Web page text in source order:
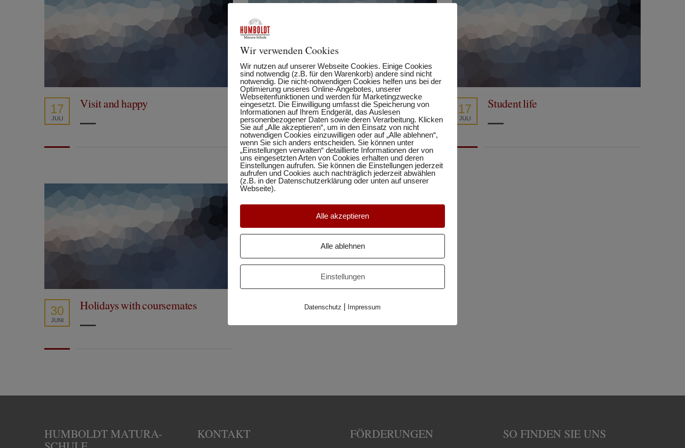
Visit and happy
17
JULI
Parents and kids
17
JULI
Student life
17
JULI
Holidays with coursemates
30
JUNI
HUMBOLDT MATURA-
KONTAKT FÖRDERUNGEN SO FINDEN SIE UNS
Wir verwenden Cookies
Wir nutzen auf unserer Webseite Cookies. Einige Cookies
sind notwendig (z.B. für den Warenkorb) andere sind nicht
notwendig. Die nicht-notwendigen Cookies helfen uns bei der
Optimierung unseres Online-Angebotes, unserer
Webseitenfunktionen und werden für Marketingzwecke
eingesetzt. Die Einwilligung umfasst die Speicherung von
Informationen auf Ihrem Endgerät, das Auslesen
personenbezogener Daten sowie deren Verarbeitung. Klicken
Sie auf „Alle akzeptieren“, um in den Einsatz von nicht
notwendigen Cookies einzuwilligen oder auf „Alle ablehnen“,
wenn Sie sich anders entscheiden. Sie können unter
„Einstellungen verwalten“ detaillierte Informationen der von
uns eingesetzten Arten von Cookies erhalten und deren
Einstellungen aufrufen. Sie können die Einstellungen jederzeit
aufrufen und Cookies auch nachträglich jederzeit abwählen
(z.B. in der Datenschutzerklärung oder unten auf unserer
Webseite).
Alle akzeptieren
Alle ablehnen
Einstellungen
Datenschutz Impressum